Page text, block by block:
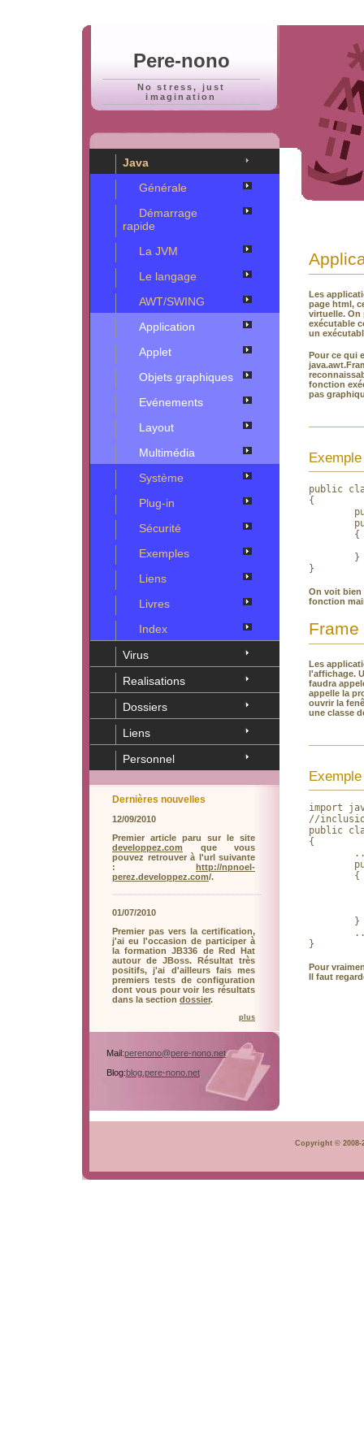
Pere-nono
No stress, just
imagination
Java
Générale
Démarrage
rapide
La JVM
Le langage
AWT/SWING
Application
Applet
Objets graphiques
Evénements
Layout
Multimédia
Système
Plug-in
Sécurité
Exemples
Liens
Livres
Index
Virus
Realisations
Dossiers
Liens
Personnel
Dernières nouvelles
12/09/2010
Premier article paru sur le site
developpez.com que vous
pouvez retrouver à l'url suivante
: http://npnoel-
perez.developpez.com/.
01/07/2010
Premier pas vers la certification,
j'ai eu l'occasion de participer à
la formation JB336 de Red Hat
autour de JBoss. Résultat très
positifs, j'ai d'ailleurs fais mes
premiers tests de configuration
dont vous pour voir les résultats
dans la section dossier.
plus
Mail:perenono@pere-nono.net
Blog:blog.pere-nono.net
Les
page html,
virtuelle. On
exécutable
un
Pour ce qui
fonction
pas
public
{
}
On voit bien
fonction
Frame
Les
l'affichage.
faudra
appelle la
ouvrir la
une classe
import
//
public
{
}
Pour
Il faut
Copyright © 2008-